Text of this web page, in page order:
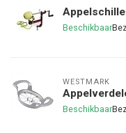
Beschikbaar
WESTMARK
Beschikbaar